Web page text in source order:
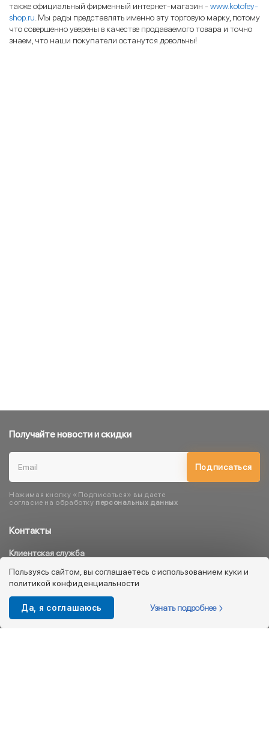
также официальный фирменный интернет-магазин -www.kotofey-
shop.ru . Мы рады представлять именно эту торговую марку, потому
что совершенно уверены в качестве продаваемого товара и точно
знаем, что наши покупатели останутся довольны!
Контакты
Клиентская служба
8 800 333 08 45
info@kotofey.ru
Магазины в Москва (50)
Получайте новости и скидки
Подписаться
Нажимая кнопку «Подписаться» вы даете
согласие на обработку персональных данных
Пользуясь сайтом, вы соглашаетесь с использованием куки и
политикой конфиденциальности
Да, я соглашаюсь Узнать подробнее